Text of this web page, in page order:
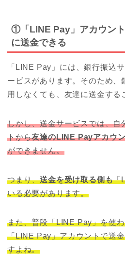
①「LINE Pay」アカウン
に送金できる
「LINE Pay」には、銀行振込
ービスがあります。そのため、
用しなくても、友達に送金する
しかし、送金サービスでは、
トから友達のLINE Payアカウ
ができません。
つまり、送金を受け取る側も「
いる必要があります。
また、普段「LINE Pay」を使
「LINE Pay」アカウントで送
すよね。